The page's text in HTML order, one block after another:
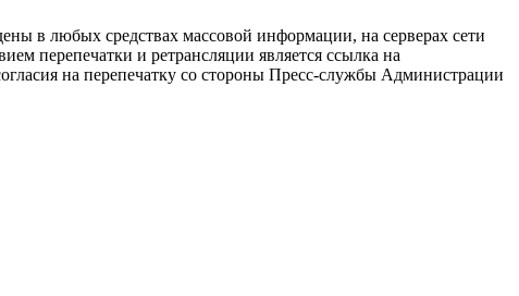
в любых средствах массовой информации, на серверах сети
перепечатки и ретрансляции является ссылка на
на перепечатку со стороны Пресс-службы Администрации